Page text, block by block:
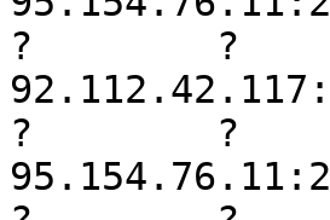
?        ?
?        ?